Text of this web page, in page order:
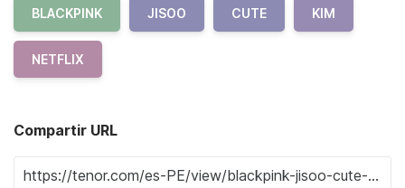
BLACKPINK JISOO CUTE KIM
NETFLIX
Compartir URL